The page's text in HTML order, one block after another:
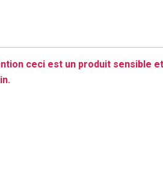
ceci est un produit sensible et